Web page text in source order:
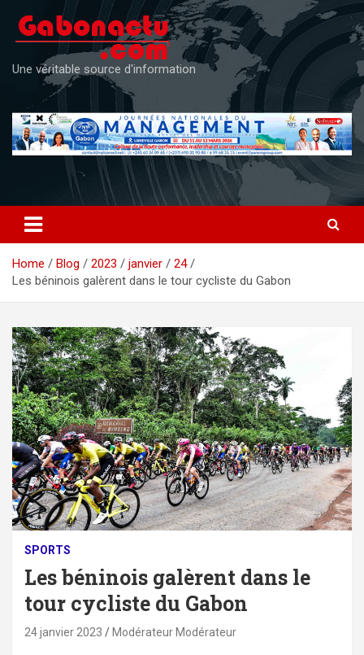
content
Une véritable source d'information
Home Blog 2023 janvier
24
Les béninois galèrent dans le tour cycliste du Gabon
SPORTS
Les béninois galèrent dans le
tour cycliste du Gabon
24 janvier 2023 Modérateur Modérateur